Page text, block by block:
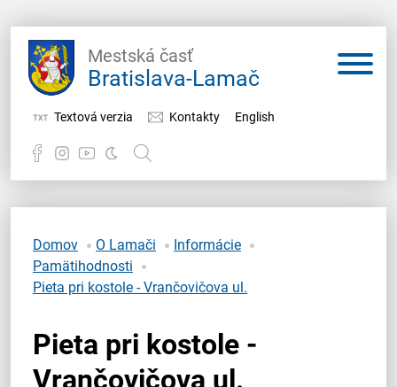
Mestská časť
Bratislava-Lamač
Textová verzia Kontakty English
Samospráva
Miestny úrad
Domov O Lamači
Informácie
Pamätihodnosti
Pieta pri kostole - Vrančovičova ul.
Pieta pri kostole -
Vrančovičova ul.